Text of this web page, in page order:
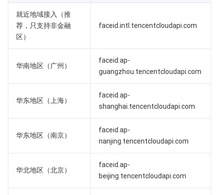
数据加速器 GooseFS
云数据库 PostgreSQL
TDSQL MySQL 版
腾讯云分布式缓存数据库（兼容 Redis）
游戏数据库 TcaplusDB
云数据库 Tendis
时序数据库 CTSDB
数据库 SaaS 服务
数据库专家服务
数据库智能管家 DBbrain
数据库管理中心
私有网络
负载均衡
网关负载均衡
云联网
数据安全
数据安全治理中心
密钥管理系统
堡垒机
业务安全
验证码
图片内容安全
安全服务
安全服务平台
云防火墙
应用安全
就近地域接入（推
荐，只支持非金融
区）
faceid.intl.tencentcloudapi.com
华南地区（广州）
faceid.ap-
guangzhou.tencentcloudapi.com
华东地区（上海）
faceid.ap-
shanghai.tencentcloudapi.com
华东地区（南京）
faceid.ap-
nanjing.tencentcloudapi.com
华北地区（北京）
faceid.ap-
beijing.tencentcloudapi.com